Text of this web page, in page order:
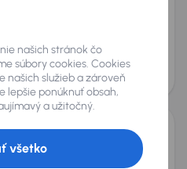
Akciová cena na úver
10 100 €
našich stránok čo
súbory cookies. Cookies
našich služieb a zároveň
lepšie ponúknuť obsah,
a užitočný.
všetko